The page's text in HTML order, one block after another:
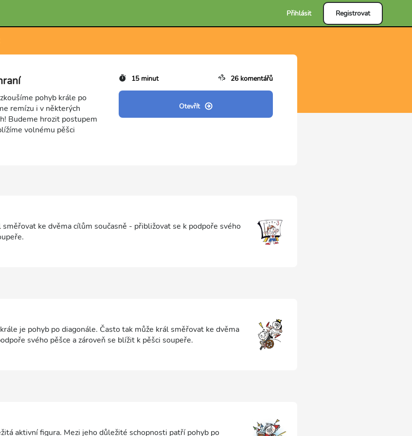
Přihlásit Registrovat
pohyb krále po
remízu i v některých
Budeme hrozit postupem
volnému pěšci
15 minut 26 komentářů
Otevřít
ke dvěma cílům současně - přibližovat se k podpoře svého
je pohyb po diagonále. Často tak může král směřovat ke dvěma
svého pěšce a zároveň se blížit k pěšci soupeře.
aktivní figura. Mezi jeho důležité schopnosti patří pohyb po